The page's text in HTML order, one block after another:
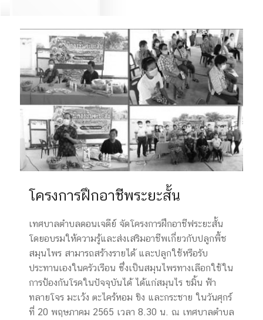
โครงการฝึกอาชีพระยะสั้น
เทศบาลตำบลดอนเจดีย์ จัดโครงการฝึกอาชีฟระยะสั้น
โดยอบรมให้ความรู้และส่งเสริมอาชีพเกี่ยวกับปลูกพื้ช
สมุนไพร สามารถสร้างรายได้ และปลูกใช้หรือรับ
ประทานเองในครัวเรือน ซึ่งเป็นสมุนไพรทางเลือกใช้ใน
การป้องกันโรคในปัจจุบันได้ ได้แก่สมุนไร ขมิ้น ฟ้า
ทลายโจร มะเว้ง ตะไคร้หอม ขิง และกระชาย ในวันศุกร์
ที่ 20 พฤษภาคม 2565 เวลา 8.30 น. ณ เทศบาลตำบล